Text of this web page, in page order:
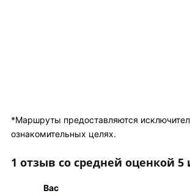
*Маршруты предоставляются
ознакомительных целях.
1 отзыв со средней оценкой 5
Bac